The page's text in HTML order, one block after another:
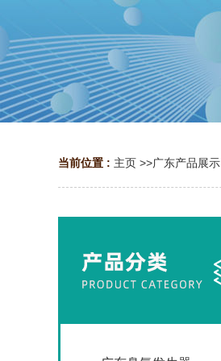
当前位置 : 主页 >>广东产品展示